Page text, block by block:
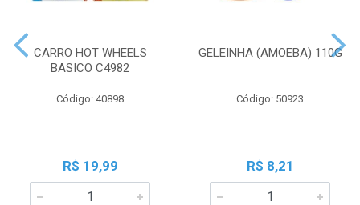
CARRO HOT WHEELS
BASICO C4982
Código: 40898
R$ 19,99
GELEINHA (AMOEBA) 110G
Código: 50923
R$ 8,21